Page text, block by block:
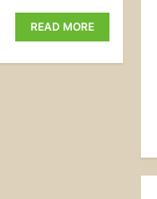
READ MORE